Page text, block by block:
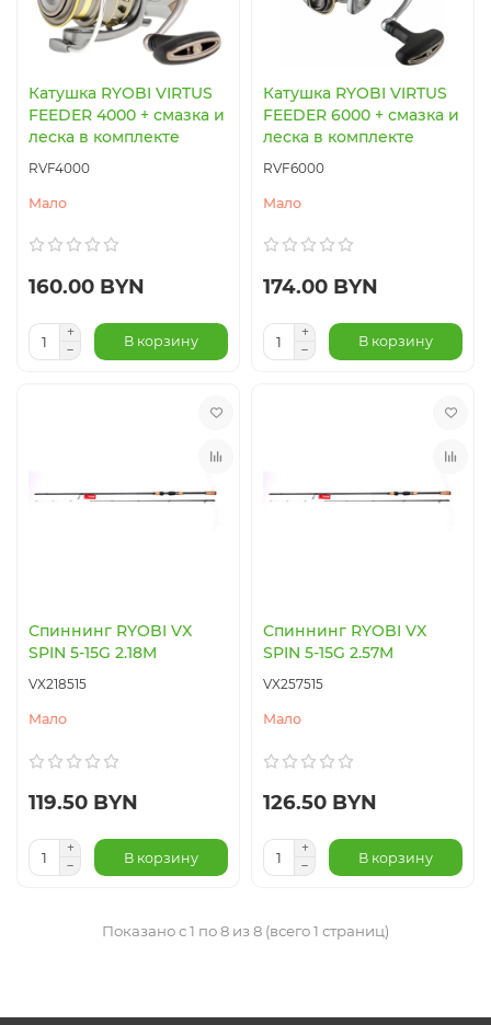
Катушка RYOBI VIRTUS
FEEDER 4000 + смазка и
леска в комплекте
RVF4000
Мало
160.00 BYN
В корзину
Катушка RYOBI VIRTUS
FEEDER 6000 + смазка и
леска в комплекте
RVF6000
Мало
174.00 BYN
В корзину
Спиннинг RYOBI VX
SPIN 5-15G 2.18M
VX218515
Мало
119.50 BYN
В корзину
Спиннинг RYOBI VX
SPIN 5-15G 2.57M
VX257515
Мало
126.50 BYN
В корзину
Показано с 1 по 8 из 8 (всего 1 страниц)